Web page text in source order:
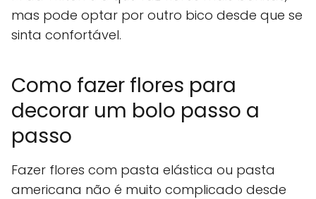
mas pode optar por outro bico desde que se
sinta confortável.
Como fazer flores para
decorar um bolo passo a
passo
Fazer flores com pasta elástica ou pasta
americana não é muito complicado desde